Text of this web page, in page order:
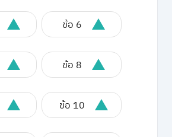
ข้อ 6
ข้อ 8
ข้อ 10